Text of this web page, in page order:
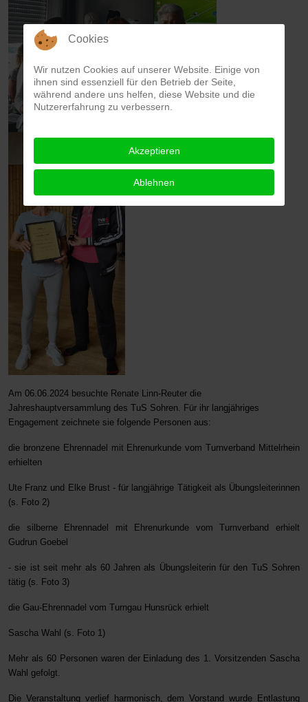
Am 06.06.2024 besuchte Renate Linn-Reuter die
Jahreshauptversammlung des TuS Sohren. Für ihr langjähriges
Engagement zeichnete sie folgende Personen aus:
die bronzene Ehrennadel mit Ehrenurkunde vom Turnverband Mittelrhein
erhielten
Ute Franz und Elke Brust - für langjährige Tätigkeit als Übungsleiterinnen
(s. Foto 2)
die silberne Ehrennadel mit Ehrenurkunde vom Turnverband erhielt
Gudrun Goebel
- sie ist seit mehr als 60 Jahren als Übungsleiterin für den TuS Sohren
tätig (s. Foto 3)
die Gau-Ehrennadel vom Turngau Hunsrück erhielt
Sascha Wahl (s. Foto 1)
Mehr als 60 Personen waren der Einladung des 1. Vorsitzenden Sascha
Wahl gefolgt.
Die Veranstaltung verlief harmonisch, dem Vorstand wurde Entlastung
Cookies
Wir nutzen Cookies auf unserer Website. Einige von
ihnen sind essenziell für den Betrieb der Seite,
während andere uns helfen, diese Website und die
Nutzererfahrung zu verbessern.
Akzeptieren
Ablehnen